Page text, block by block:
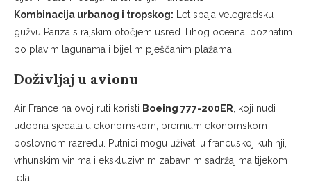
Kombinacija urbanog i tropskog: Let spaja velegradsku
gužvu Pariza s rajskim otočjem usred Tihog oceana, poznatim
po plavim lagunama i bijelim pješčanim plažama.
Doživljaj u avionu
Air France na ovoj ruti koristi Boeing 777-200ER , koji nudi
udobna sjedala u ekonomskom, premium ekonomskom i
poslovnom razredu. Putnici mogu uživati u francuskoj kuhinji,
vrhunskim vinima i ekskluzivnim zabavnim sadržajima tijekom
leta.